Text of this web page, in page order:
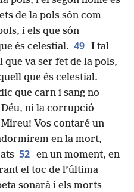
de la pols són com
i els que són
és celestial. 49 I tal
que va ser fet de la pols,
que és celestial.
que carn i sang no
ni la corrupció
Mireu! Vos contaré un
en la mort,
52 en un moment, en
el toc de l’última
sonarà i els morts